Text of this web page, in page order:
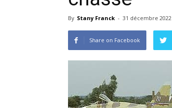
By Stany Franck - 31 décembre 2022
Share on Facebook